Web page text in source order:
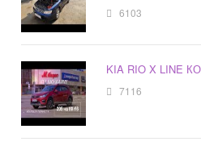
6103
KIA RIO X LINE
7116